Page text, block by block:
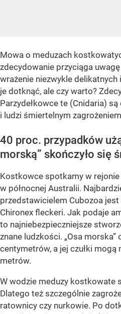
Mowa o meduzach
zdecydowanie przyciąga
wrażenie niezwykle delikatnych
je dotknąć, ale czy warto?
Parzydełkowce te (Cnidaria)
i ludzi śmiertelnym
40 proc. przypadków
morską” skończyło się
Kostkowce spotkamy w
w północnej Australii.
przedstawicielem Cubozoa
Chironex fleckeri. Jak podaje
to najniebezpieczniejsze
znane ludzkości. „Osa
centymetrów, a jej czułki
metrów.
W wodzie meduzy kostkowate
Dlatego też szczególnie
ratownicy czy nurkowie. Po